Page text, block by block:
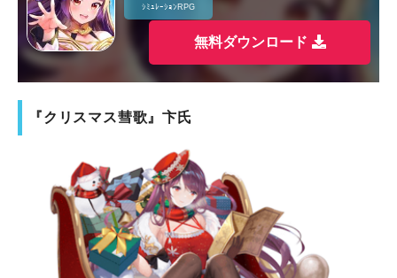
ｼﾐｭﾚｰｼｮﾝRPG
無料ダウンロード
『クリスマス彗歌』卞氏